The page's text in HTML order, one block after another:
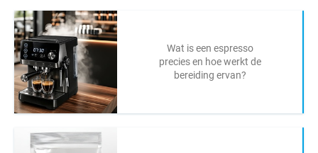
Wat is een espresso
precies en hoe werkt de
bereiding ervan?